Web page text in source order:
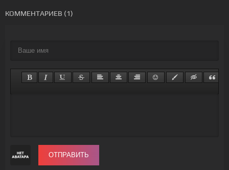
КОММЕНТАРИЕВ (1)
ОТПРАВИТЬ